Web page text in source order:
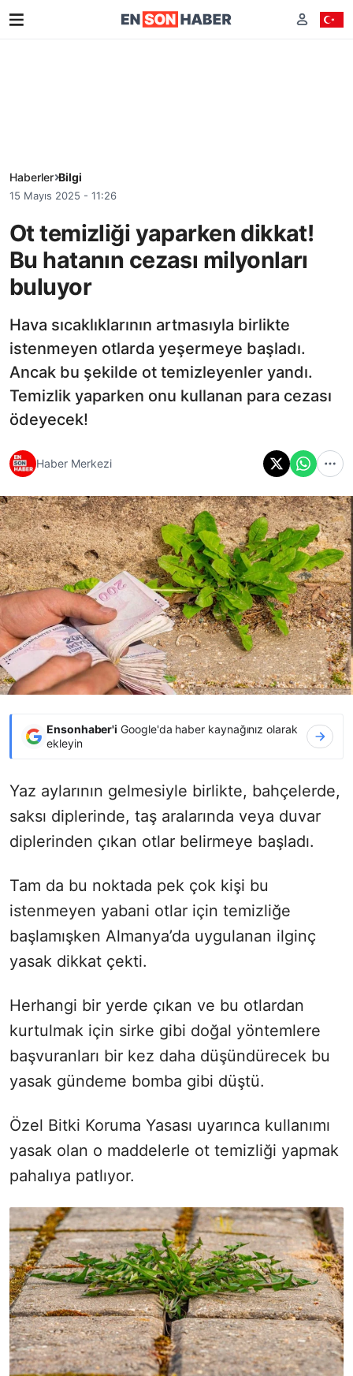
Haberler Bilgi
15 Mayıs 2025 - 11:26
Ot temizliği yaparken dikkat!
Bu hatanın cezası milyonları
buluyor
Hava sıcaklıklarının artmasıyla birlikte
istenmeyen otlarda yeşermeye başladı.
Ancak bu şekilde ot temizleyenler yandı.
Temizlik yaparken onu kullanan para cezası
ödeyecek!
Haber Merkezi
Ensonhaber'i Google'da haber kaynağınız olarak
ekleyin
Yaz aylarının gelmesiyle birlikte, bahçelerde,
saksı diplerinde, taş aralarında veya duvar
diplerinden çıkan otlar belirmeye başladı.
Tam da bu noktada pek çok kişi bu
istenmeyen yabani otlar için temizliğe
başlamışken Almanya’da uygulanan ilginç
yasak dikkat çekti.
Herhangi bir yerde çıkan ve bu otlardan
kurtulmak için sirke gibi doğal yöntemlere
başvuranları bir kez daha düşündürecek bu
yasak gündeme bomba gibi düştü.
Özel Bitki Koruma Yasası uyarınca kullanımı
yasak olan o maddelerle ot temizliği yapmak
pahalıya patlıyor.